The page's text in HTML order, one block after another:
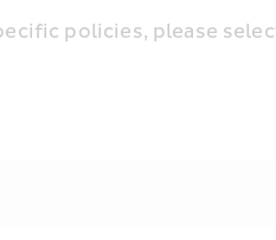
policies, please